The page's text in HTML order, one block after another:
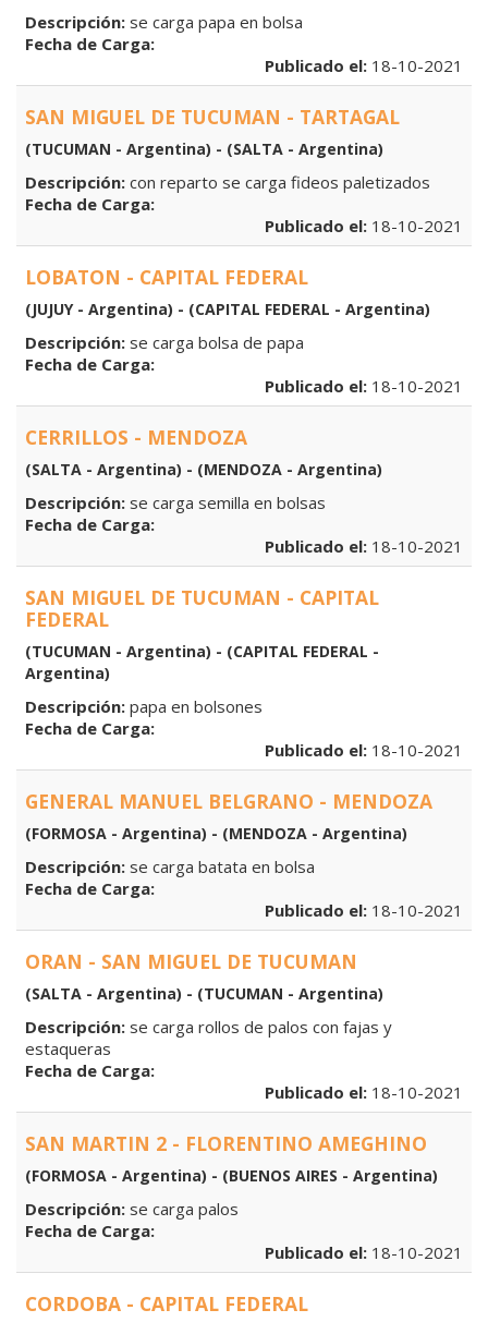
Descripción: se carga papa en bolsa
Fecha de Carga:
Publicado el: 18-10-2021
SAN MIGUEL DE TUCUMAN - TARTAGAL
(TUCUMAN - Argentina) - (SALTA - Argentina)
Descripción: con reparto se carga fideos paletizados
Fecha de Carga:
Publicado el: 18-10-2021
LOBATON - CAPITAL FEDERAL
(JUJUY - Argentina) - (CAPITAL FEDERAL - Argentina)
Descripción: se carga bolsa de papa
Fecha de Carga:
Publicado el: 18-10-2021
CERRILLOS - MENDOZA
(SALTA - Argentina) - (MENDOZA - Argentina)
Descripción: se carga semilla en bolsas
Fecha de Carga:
Publicado el: 18-10-2021
SAN MIGUEL DE TUCUMAN - CAPITAL
FEDERAL
(TUCUMAN - Argentina) - (CAPITAL FEDERAL -
Argentina)
Descripción: papa en bolsones
Fecha de Carga:
Publicado el: 18-10-2021
GENERAL MANUEL BELGRANO - MENDOZA
(FORMOSA - Argentina) - (MENDOZA - Argentina)
Descripción: se carga batata en bolsa
Fecha de Carga:
Publicado el: 18-10-2021
ORAN - SAN MIGUEL DE TUCUMAN
(SALTA - Argentina) - (TUCUMAN - Argentina)
Descripción: se carga rollos de palos con fajas y
estaqueras
Fecha de Carga:
Publicado el: 18-10-2021
SAN MARTIN 2 - FLORENTINO AMEGHINO
(FORMOSA - Argentina) - (BUENOS AIRES - Argentina)
Descripción: se carga palos
Fecha de Carga:
Publicado el: 18-10-2021
CORDOBA - CAPITAL FEDERAL